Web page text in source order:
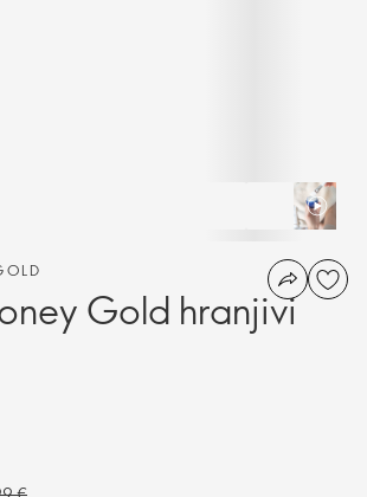
Gold hranjivi